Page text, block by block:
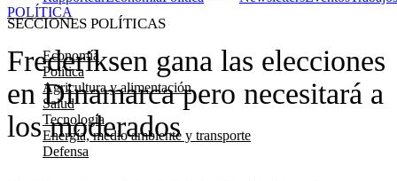
SECCIONES POLÍTICAS
Economía
Política
Agricultura y alimentación
Salud
Tecnología
Energía, medio ambiente y transporte
Defensa
Frederiksen gana las elecciones
en Dinamarca pero necesitará a
los moderados
POLÍTICA